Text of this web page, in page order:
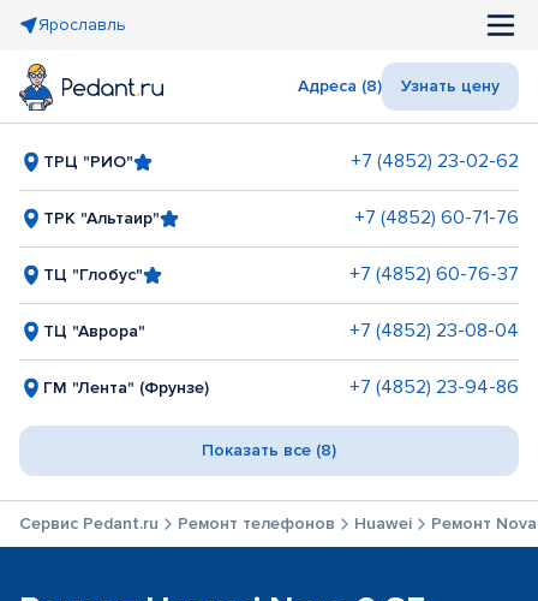
Ярославль
Адреса (8) Узнать цену
ТРЦ "РИО" +7 (4852) 23-02-62
ТРК "Альтаир" +7 (4852) 60-71-76
ТЦ "Глобус" +7 (4852) 60-76-37
ТЦ "Аврора" +7 (4852) 23-08-04
ГМ "Лента" (Фрунзе) +7 (4852) 23-94-86
Показать все (8)
Сервис Pedant.ru Ремонт телефонов Huawei Ремонт Nova